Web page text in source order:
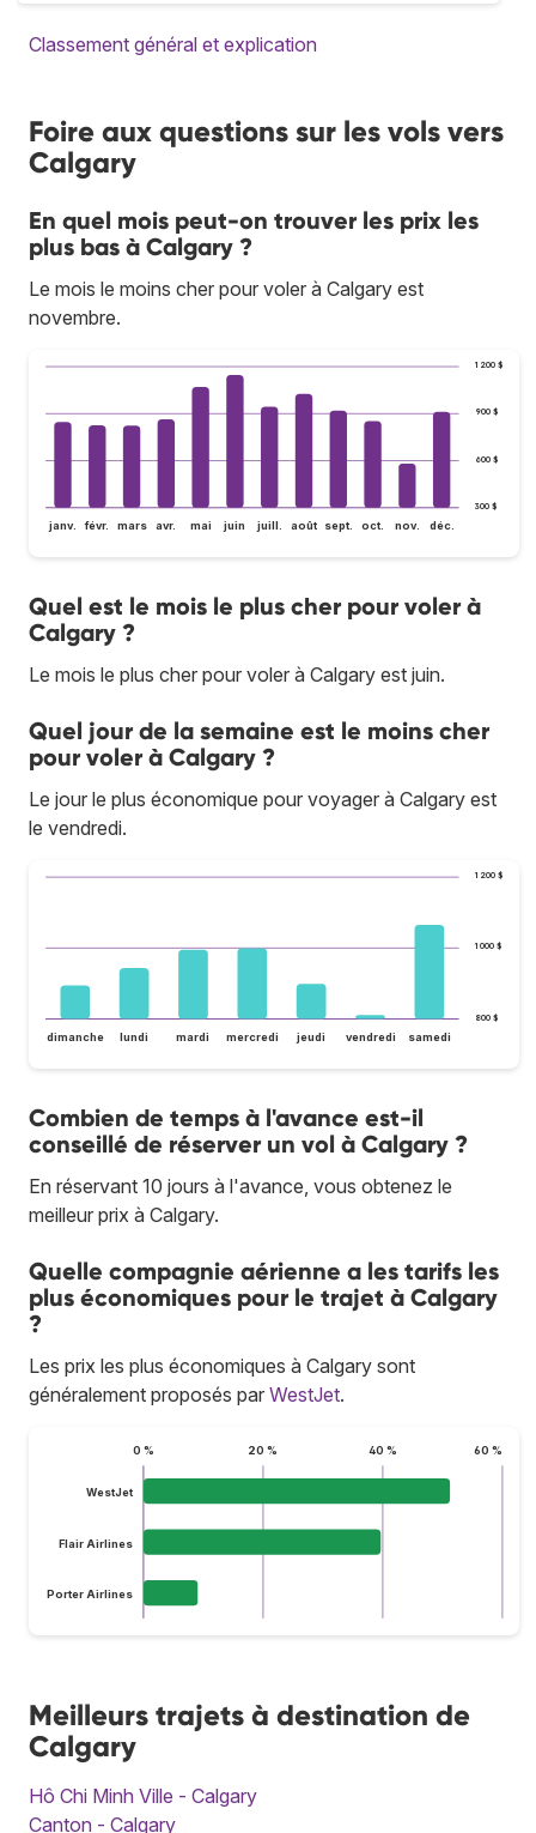
Classement général et explication
Foire aux questions sur les vols vers
Calgary
En quel mois peut-on trouver les prix les
plus bas à Calgary ?
Le mois le moins cher pour voler à Calgary est
novembre.
300 $
600 $
900 $
1 200 $
janv. févr. mars avr. mai juin juill. août sept. oct. nov. déc.
Quel est le mois le plus cher pour voler à
Calgary ?
Le mois le plus cher pour voler à Calgary est juin.
Quel jour de la semaine est le moins cher
pour voler à Calgary ?
Le jour le plus économique pour voyager à Calgary est
le vendredi.
800 $
1 000 $
1 200 $
dimanche lundi mardi mercredi jeudi vendredi samedi
Combien de temps à l'avance est-il
conseillé de réserver un vol à Calgary ?
En réservant 10 jours à l'avance, vous obtenez le
meilleur prix à Calgary.
Quelle compagnie aérienne a les tarifs les
plus économiques pour le trajet à Calgary
?
Les prix les plus économiques à Calgary sont
généralement proposés par WestJet.
0 % 20 % 40 % 60 %
WestJet
Flair Airlines
Porter Airlines
Meilleurs trajets à destination de
Calgary
Hô Chi Minh Ville - Calgary
Canton - Calgary